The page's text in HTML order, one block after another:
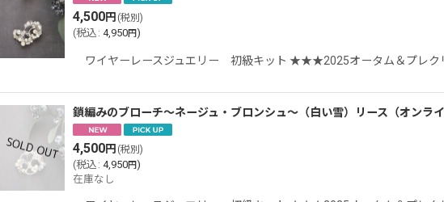
4,500円 (税別)
(税込 : 4,950円)
ワイヤーレースジュエリー 初級キット ★★★2025オータム＆プレク
鎖編みのブローチ〜ネージュ・ブロンシュ〜（白い雪）リース（オンライ
4,500円 (税別)
(税込 : 4,950円)
在庫なし